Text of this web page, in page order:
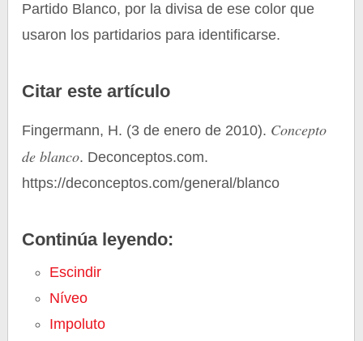
Partido Blanco, por la divisa de ese color que
usaron los partidarios para identificarse.
Citar este artículo
Fingermann, H. (3 de enero de 2010). Concepto
de blanco. Deconceptos.com.
https://deconceptos.com/general/blanco
Continúa leyendo:
Escindir
Níveo
Impoluto